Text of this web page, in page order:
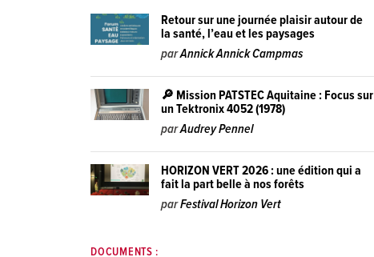
Retour sur une journée plaisir autour de
la santé, l’eau et les paysages
parAnnick Annick Campmas
🔎 Mission PATSTEC Aquitaine : Focus sur
un Tektronix 4052 (1978)
parAudrey Pennel
HORIZON VERT 2026 : une édition qui a
fait la part belle à nos forêts
parFestival Horizon Vert
DOCUMENTS :